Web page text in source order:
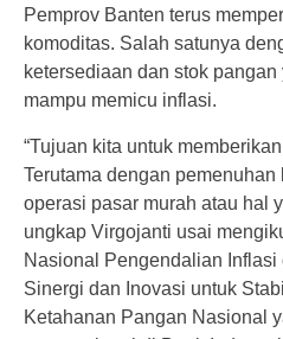
Pemprov Banten terus
komoditas. Salah satunya
ketersediaan dan stok
mampu memicu inflasi.
“Tujuan kita untuk
Terutama dengan
operasi pasar murah atau hal
ungkap Virgojanti usai
Nasional Pengendalian Inflasi
Sinergi dan Inovasi untuk
Ketahanan Pangan Nasional